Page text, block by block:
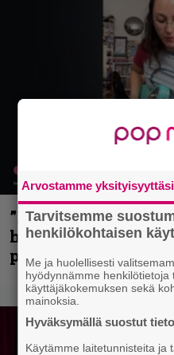
”Mitalini näyttää
huippu-uimari
palkinnollaan
Arvostamme yksityisyyttäsi
Tarvitsemme
henkilökohtaisen
Me ja huolellisesti
hyödynnämme
käyttäjäkokemuksen sekä
mainoksia.
Hyväksymällä suostut
Käytämme laitetunnisteita ja